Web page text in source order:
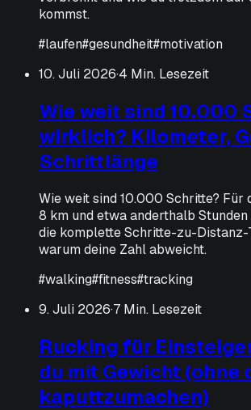
kommst.
#laufen#gesundheit#motivation
10. Juli 2026·4 Min. Lesezeit
Wie weit sind 10.000
wirklich? Kilometer,
Schrittlänge
Wie weit sind 10.000 Schritte? Für
8 km und etwa anderthalb
die komplette Schritte-zu-Distanz-
warum deine Zahl abweicht.
#walking#fitness#tracking
9. Juli 2026·7 Min. Lesezeit
Rucking für
du mit Gewicht (ohne
kaputtzumachen)